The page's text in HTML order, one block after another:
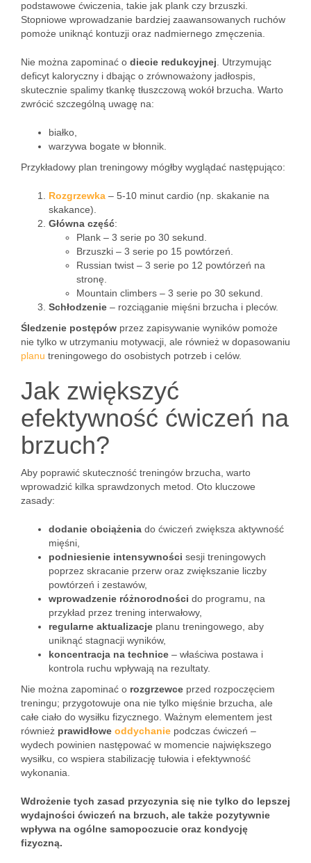
podstawowe ćwiczenia, takie jak plank czy brzuszki.
Stopniowe wprowadzanie bardziej zaawansowanych ruchów
pomoże uniknąć kontuzji oraz nadmiernego zmęczenia.
Nie można zapominać o diecie redukcyjnej . Utrzymując
deficyt kaloryczny i dbając o zrównoważony jadłospis,
skutecznie spalimy tkankę tłuszczową wokół brzucha. Warto
zwrócić szczególną uwagę na:
białko,
warzywa bogate w błonnik.
Przykładowy plan treningowy mógłby wyglądać następująco:
Rozgrzewka – 5-10 minut cardio (np. skakanie na
skakance).
Główna część:
Plank – 3 serie po 30 sekund.
Brzuszki – 3 serie po 15 powtórzeń.
Russian twist – 3 serie po 12 powtórzeń na
stronę.
Mountain climbers – 3 serie po 30 sekund.
Schłodzenie – rozciąganie mięśni brzucha i pleców.
Śledzenie postępów przez zapisywanie wyników pomoże
nie tylko w utrzymaniu motywacji, ale również w dopasowaniu
planu treningowego do osobistych potrzeb i celów.
Jak zwiększyć
efektywność ćwiczeń na
brzuch?
Aby poprawić skuteczność treningów brzucha, warto
wprowadzić kilka sprawdzonych metod. Oto kluczowe
zasady:
dodanie obciążenia do ćwiczeń zwiększa aktywność
mięśni,
podniesienie intensywności sesji treningowych
poprzez skracanie przerw oraz zwiększanie liczby
powtórzeń i zestawów,
wprowadzenie różnorodności do programu, na
przykład przez trening interwałowy,
regularne aktualizacje planu treningowego, aby
uniknąć stagnacji wyników,
koncentracja na technice – właściwa postawa i
kontrola ruchu wpływają na rezultaty.
Nie można zapominać o rozgrzewce przed rozpoczęciem
treningu; przygotowuje ona nie tylko mięśnie brzucha, ale
całe ciało do wysiłku fizycznego. Ważnym elementem jest
również prawidłowe oddychanie podczas ćwiczeń –
wydech powinien następować w momencie największego
wysiłku, co wspiera stabilizację tułowia i efektywność
wykonania.
Wdrożenie tych zasad przyczynia się nie tylko do lepszej
wydajności ćwiczeń na brzuch, ale także pozytywnie
wpływa na ogólne samopoczucie oraz kondycję
fizyczną.